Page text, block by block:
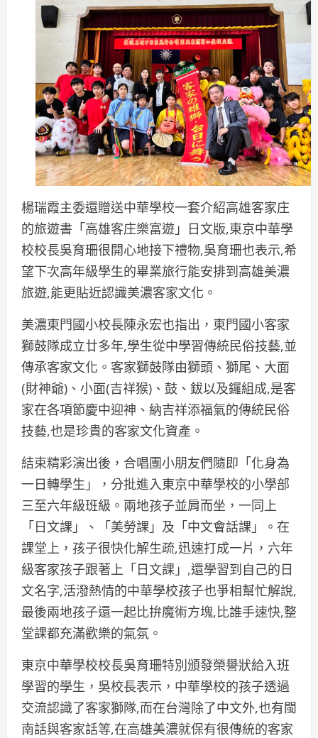
楊瑞霞主委還贈送中華學校一套介紹高雄客家庄
的旅遊書「高雄客庄樂富遊」日文版,東京中華學
校校長吳育珊很開心地接下禮物,吳育珊也表示,希
望下次高年級學生的畢業旅行能安排到高雄美濃
旅遊,能更貼近認識美濃客家文化。
美濃東門國小校長陳永宏也指出，東門國小客家
獅鼓隊成立廿多年,學生從中學習傳統民俗技藝,並
傳承客家文化。客家獅鼓隊由獅頭、獅尾、大面
(財神爺)、小面(吉祥猴)、鼓、鈸以及鑼組成,是客
家在各項節慶中迎神、納吉祥添福氣的傳統民俗
技藝,也是珍貴的客家文化資產。
結束精彩演出後，合唱團小朋友們隨即「化身為
一日轉學生」，分批進入東京中華學校的小學部
三至六年級班級。兩地孩子並肩而坐，一同上
「日文課」、「美勞課」及「中文會話課」。在
課堂上，孩子很快化解生疏,迅速打成一片，六年
級客家孩子跟著上「日文課」,還學習到自己的日
文名字,活潑熱情的中華學校孩子也爭相幫忙解說,
最後兩地孩子還一起比拚魔術方塊,比誰手速快,整
堂課都充滿歡樂的氣氛。
東京中華學校校長吳育珊特別頒發榮譽狀給入班
學習的學生，吳校長表示，中華學校的孩子透過
交流認識了客家獅隊,而在台灣除了中文外,也有閩
南話與客家話等,在高雄美濃就保有很傳統的客家